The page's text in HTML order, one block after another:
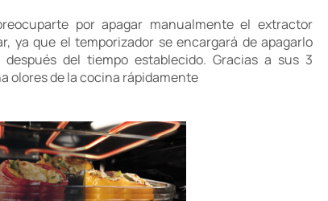
por apagar manualmente el extractor
ya que el temporizador se encargará de apagarlo
después del tiempo establecido. Gracias a sus 3
olores de la cocina rápidamente